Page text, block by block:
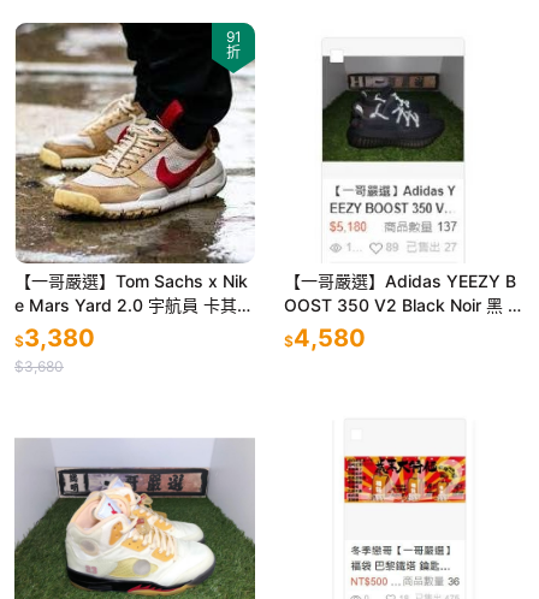
91
折
【一哥嚴選】Tom Sachs x Nik
e Mars Yard 2.0 宇航員 卡其
網布 男女 AA2261-100
$3,380
$3,680
【一哥嚴選】Adidas YEEZY B
OOST 350 V2 Black Noir 黑 天
使 鞋帶 反光 FU9006
$4,580